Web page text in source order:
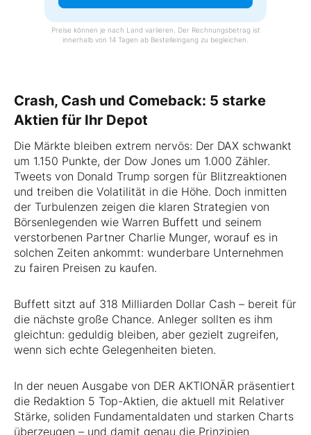
Preise können je nach Land variieren. Der Rechnungsbetrag ist
innerhalb von 14 Tagen ab Bestelleingang zu begleichen.
Crash, Cash und Comeback: 5 starke
Aktien für Ihr Depot
Die Märkte bleiben extrem nervös: Der DAX schwankt
um 1.150 Punkte, der Dow Jones um 1.000 Zähler.
Tweets von Donald Trump sorgen für Blitzreaktionen
und treiben die Volatilität in die Höhe. Doch inmitten
der Turbulenzen zeigen die klaren Strategien von
Börsenlegenden wie Warren Buffett und seinem
verstorbenen Partner Charlie Munger, worauf es in
solchen Zeiten ankommt: wunderbare Unternehmen
zu fairen Preisen zu kaufen.
Buffett sitzt auf 318 Milliarden Dollar Cash – bereit für
die nächste große Chance. Anleger sollten es ihm
gleichtun: geduldig bleiben, aber gezielt zugreifen,
wenn sich echte Gelegenheiten bieten.
In der neuen Ausgabe von DER AKTIONÄR präsentiert
die Redaktion 5 Top-Aktien, die aktuell mit Relativer
Stärke, soliden Fundamentaldaten und starken Charts
überzeugen – und damit genau die Prinzipien